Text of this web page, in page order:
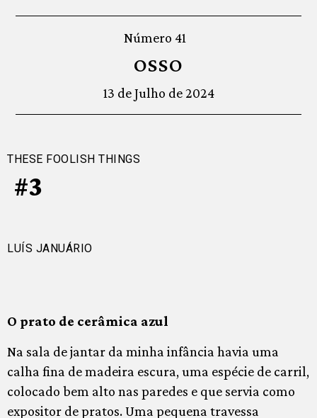
Número 41
OSSO
13 de Julho de 2024
THESE FOOLISH THINGS
#3
LUÍS JANUÁRIO
O prato de cerâmica azul
Na sala de jantar da minha infância havia uma
calha fina de madeira escura, uma espécie de carril,
colocado bem alto nas paredes e que servia como
expositor de pratos. Uma pequena travessa